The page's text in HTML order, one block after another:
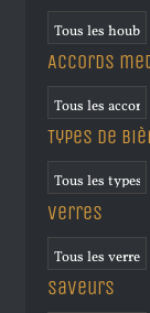
Accords
Types de
Verres
Saveurs